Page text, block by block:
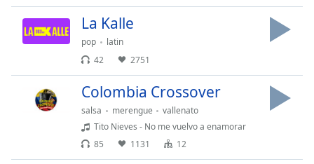
Opacity
Style
La Kalle
pop
latin
42
2751
Colombia Crossover
salsa merengue
vallenato
Tito Nieves - No me vuelvo a enamorar
85
1131 12